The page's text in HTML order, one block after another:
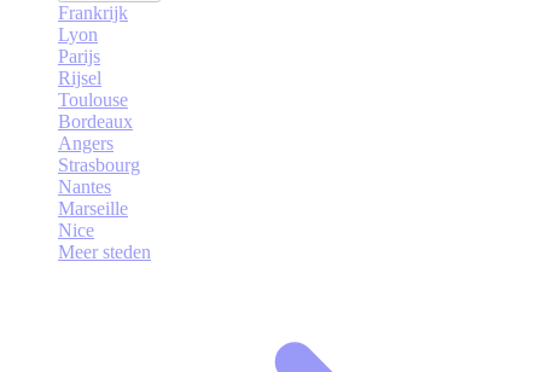
Frankrijk
Lyon
Parijs
Rijsel
Toulouse
Bordeaux
Angers
Strasbourg
Nantes
Marseille
Nice
Meer steden